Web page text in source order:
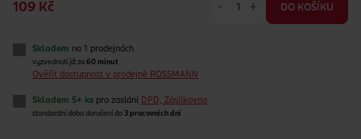
109 Kč - + DO KOŠÍKU
Skladem na 1 prodejnách
vyzvednutí již za 60 minut
Ověřit dostupnost v prodejně ROSSMANN
Skladem 5+ ks pro zaslání DPD, Zásilkovna
standardní doba doručení do 3 pracovních dní